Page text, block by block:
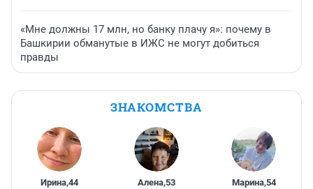
«Мне должны 17 млн, но банку плачу я»: почему в
Башкирии обманутые в ИЖС не могут добиться
правды
ЗНАКОМСТВА
Ирина,44 Алена,53 Марина,54